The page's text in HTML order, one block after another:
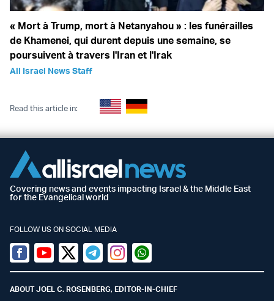
« Mort à Trump, mort à Netanyahou » : les funérailles
de Khamenei, qui durent depuis une semaine, se
poursuivent à travers l'Iran et l'Irak
All Israel News Staff
Read this article in:
Covering news and events impacting Israel & the Middle East
for the Evangelical world
FOLLOW US ON SOCIAL MEDIA
Facebook
YoutubeTwitter (X)
TelegramInstagramWhatsapp
ABOUT JOEL C. ROSENBERG, EDITOR-IN-CHIEF